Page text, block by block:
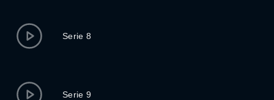
Serie 8
Serie 9